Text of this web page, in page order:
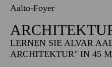
Aalto-Foyer
LERNEN SIE ALVAR
ARCHITEKTUR" IN 45